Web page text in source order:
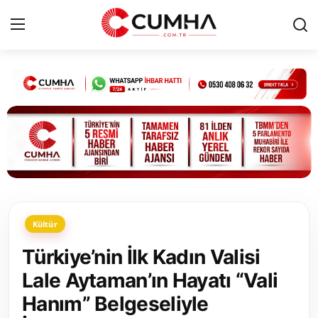
Kurumsal
Cumhurbaşkanlığı
Bakanlıklar
Siyasi Partiler
Yerel Yönetimler
Mülki İdare
Kültür
Türkiye’nin İlk Kadın Valisi
Lale Aytaman’ın Hayatı “Vali
Hanım” Belgeseliyle